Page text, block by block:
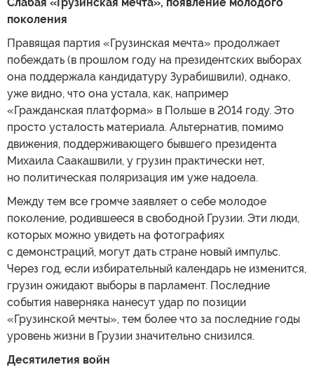
поколения
Правящая партия «Грузинская мечта» продолжает
побеждать (в прошлом году на президентских выборах
она поддержала кандидатуру Зурабишвили), однако,
уже видно, что она устала, как, например
«Гражданская платформа» в Польше в 2014 году. Это
просто усталость материала. Альтернатив, помимо
движения, поддерживающего бывшего президента
Михаила Саакашвили, у грузин практически нет,
но политическая поляризация им уже надоела.
Между тем все громче заявляет о себе молодое
поколение, родившееся в свободной Грузии. Эти люди,
которых можно увидеть на фотографиях
с демонстраций, могут дать стране новый импульс.
Через год, если избирательный календарь не изменится,
грузин ожидают выборы в парламент. Последние
события наверняка нанесут удар по позиции
«Грузинской мечты», тем более что за последние годы
уровень жизни в Грузии значительно снизился.
Десятилетия войн